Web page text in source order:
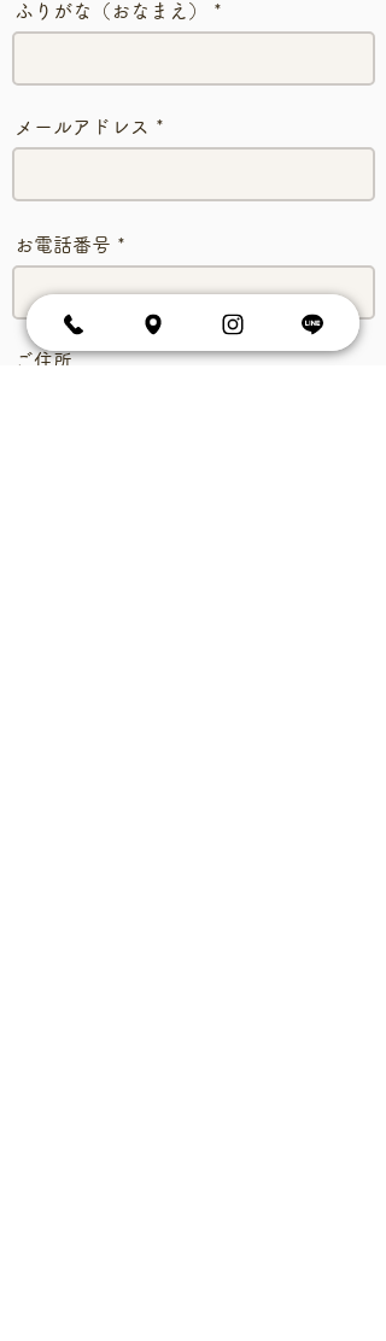
ふりがな（おなまえ）
メールアドレス
お電話番号
ご住所